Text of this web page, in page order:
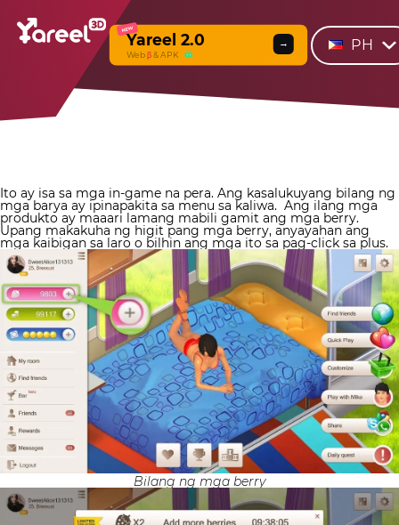
NEW
Yareel 2.0
Webβ & APK
→ PH
Ito ay isa sa mga in-game na pera. Ang kasalukuyang bilang ng
mga barya ay ipinapakita sa menu sa kaliwa. Ang ilang mga
produkto ay maaari lamang mabili gamit ang mga berry.
Upang makakuha ng higit pang mga berry, anyayahan ang
mga kaibigan sa laro o bilhin ang mga ito sa pag-click sa plus.
Bilang ng mga berry